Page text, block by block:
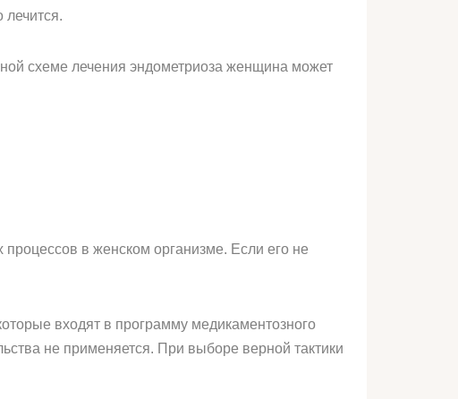
схеме лечения эндометриоза женщина может
процессов в женском организме. Если его не
входят в программу медикаментозного
не применяется. При выборе верной тактики